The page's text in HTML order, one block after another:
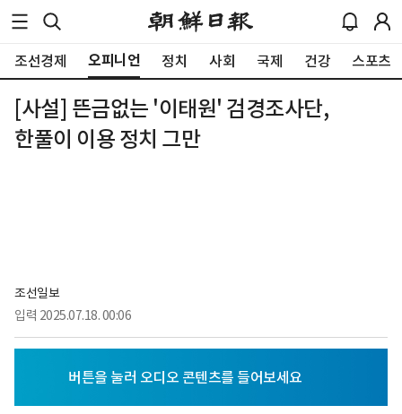
조선경제 오피니언 정치 사회 국제 건강 스포츠
[사설] 뜬금없는 '이태원' 검경조사단,
한풀이 이용 정치 그만
조선일보
입력 2025.07.18. 00:06